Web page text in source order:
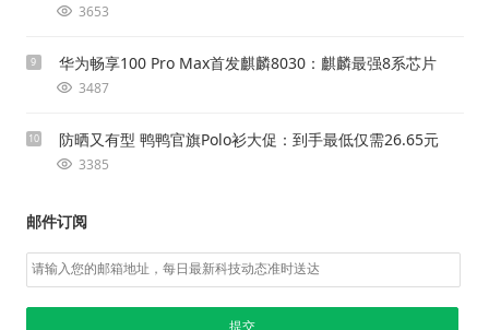
3653
9 华为畅享100 Pro Max首发麒麟8030：麒麟最强8系芯片
3487
10 防晒又有型 鸭鸭官旗Polo衫大促：到手最低仅需26.65元
3385
邮件订阅